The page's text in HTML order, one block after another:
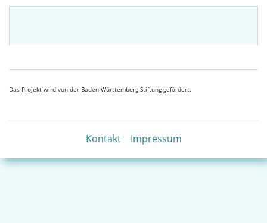
Das Projekt wird von der Baden-Württemberg Stiftung gefördert.
Kontakt Impressum